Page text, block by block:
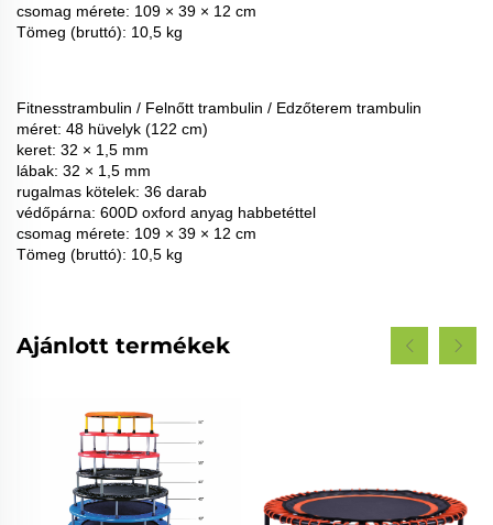
csomag mérete: 109 × 39 × 12 cm
Tömeg (bruttó): 10,5 kg
Fitnesstrambulin / Felnőtt trambulin / Edzőterem trambulin
méret: 48 hüvelyk (122 cm)
keret: 32 × 1,5 mm
lábak: 32 × 1,5 mm
rugalmas kötelek: 36 darab
védőpárna: 600D oxford anyag habbetéttel
csomag mérete: 109 × 39 × 12 cm
Tömeg (bruttó): 10,5 kg
Ajánlott termékek